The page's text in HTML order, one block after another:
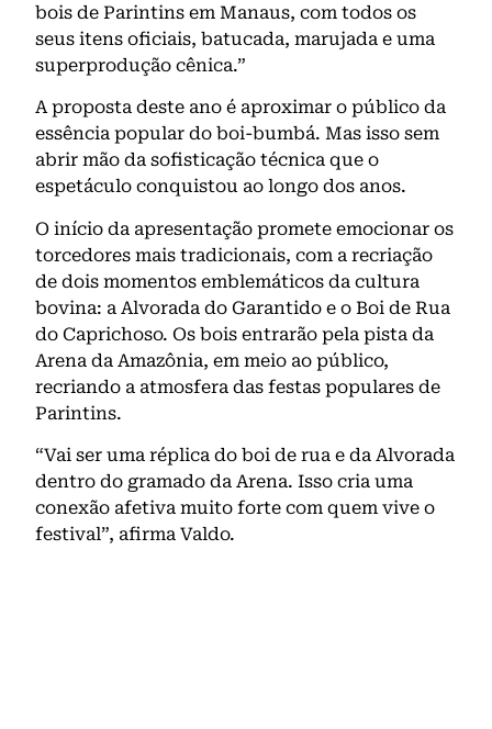
bois de Parintins em Manaus, com todos os
seus itens oficiais, batucada, marujada e uma
superprodução cênica.”
A proposta deste ano é aproximar o público da
essência popular do boi-bumbá. Mas isso sem
abrir mão da sofisticação técnica que o
espetáculo conquistou ao longo dos anos.
O início da apresentação promete emocionar os
torcedores mais tradicionais, com a recriação
de dois momentos emblemáticos da cultura
bovina: a Alvorada do Garantido e o Boi de Rua
do Caprichoso. Os bois entrarão pela pista da
Arena da Amazônia, em meio ao público,
recriando a atmosfera das festas populares de
Parintins.
“Vai ser uma réplica do boi de rua e da Alvorada
dentro do gramado da Arena. Isso cria uma
conexão afetiva muito forte com quem vive o
festival”, afirma Valdo.